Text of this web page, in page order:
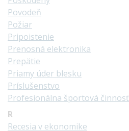
Povodeň
Požiar
Pripoistenie
Prenosná elektronika
Prepätie
Priamy úder blesku
Príslušenstvo
Profesionálna športová činnosť
R
Recesia v ekonomike